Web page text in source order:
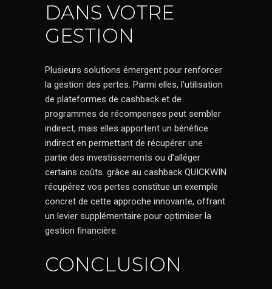
DANS VOTRE
GESTION
Plusieurs solutions émergent pour renforcer
la gestion des pertes. Parmi elles, l’utilisation
de plateformes de cashback et de
programmes de récompenses peut sembler
indirect, mais elles apportent un bénéfice
indirect en permettant de récupérer une
partie des investissements ou d’alléger
certains coûts. grâce au cashback QUICKWIN
récupérez vos pertes constitue un exemple
concret de cette approche innovante, offrant
un levier supplémentaire pour optimiser la
gestion financière.
CONCLUSION